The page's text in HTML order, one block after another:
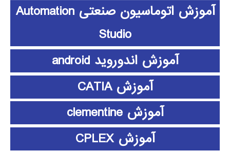
آموزش اتوماسیون صنعتی Automation
Studio
آموزش اندوروید android
آموزش CATIA
آموزش clementine
آموزش CPLEX